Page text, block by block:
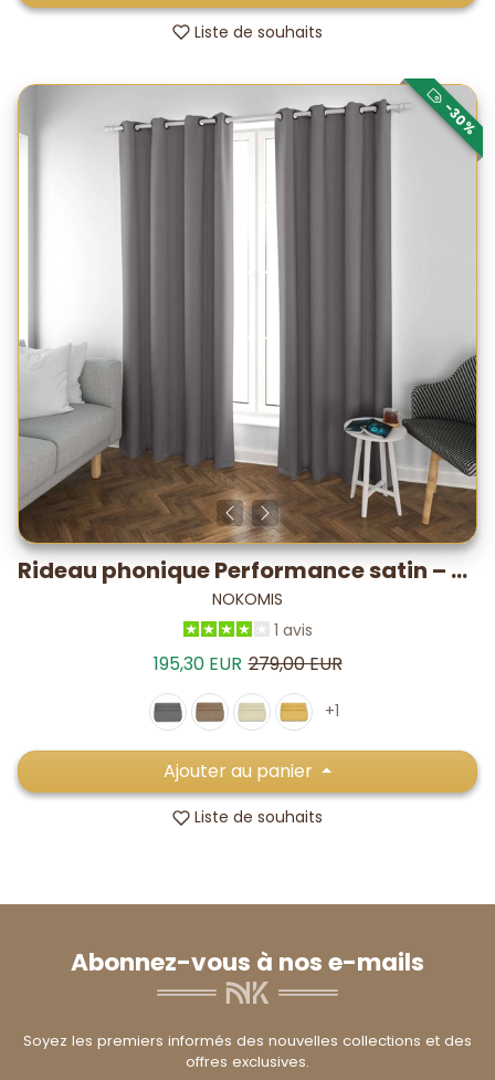
Liste de souhaits
-30%
Rideau phonique Performance satin – -19,7 dB* / 5-7°C
NOKOMIS
1 avis
Prix de vente
195,30 EUR Prix habituel
279,00 EUR
+1
Ajouter au panier
Liste de souhaits
Abonnez-vous à nos e-mails
Soyez les premiers informés des nouvelles collections et des
offres exclusives.